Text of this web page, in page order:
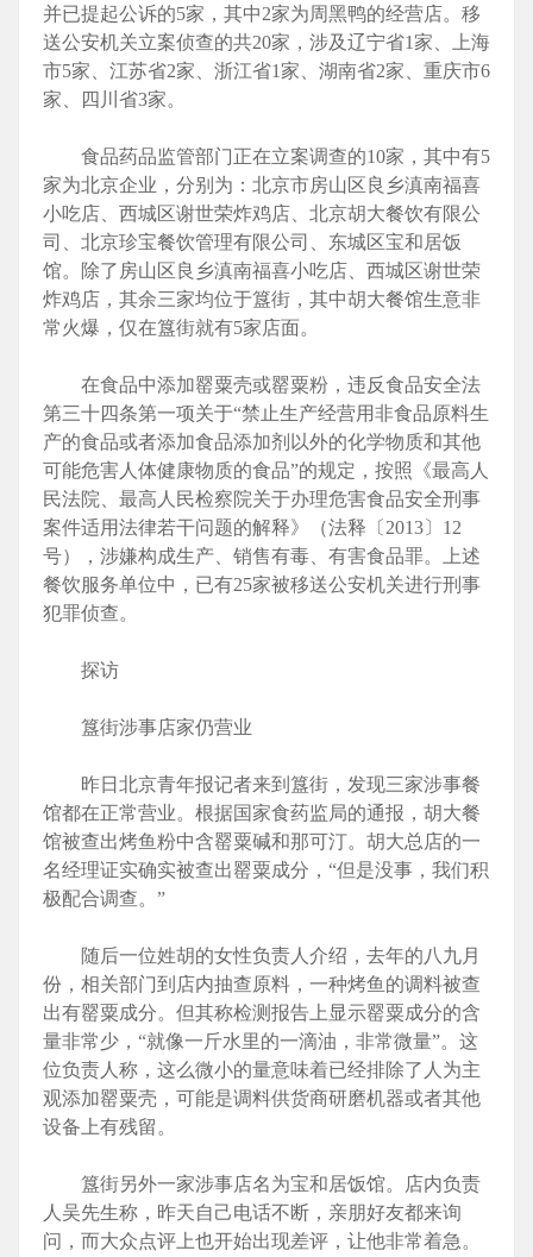
并已提起公诉的5家，其中2家为周黑鸭的经营店。移
送公安机关立案侦查的共20家，涉及辽宁省1家、上海
市5家、江苏省2家、浙江省1家、湖南省2家、重庆市6
家、四川省3家。
食品药品监管部门正在立案调查的10家，其中有5
家为北京企业，分别为：北京市房山区良乡滇南福喜
小吃店、西城区谢世荣炸鸡店、北京胡大餐饮有限公
司、北京珍宝餐饮管理有限公司、东城区宝和居饭
馆。除了房山区良乡滇南福喜小吃店、西城区谢世荣
炸鸡店，其余三家均位于簋街，其中胡大餐馆生意非
常火爆，仅在簋街就有5家店面。
在食品中添加罂粟壳或罂粟粉，违反食品安全法
第三十四条第一项关于“禁止生产经营用非食品原料生
产的食品或者添加食品添加剂以外的化学物质和其他
可能危害人体健康物质的食品”的规定，按照《最高人
民法院、最高人民检察院关于办理危害食品安全刑事
案件适用法律若干问题的解释》（法释〔2013〕12
号），涉嫌构成生产、销售有毒、有害食品罪。上述
餐饮服务单位中，已有25家被移送公安机关进行刑事
犯罪侦查。
探访
簋街涉事店家仍营业
昨日北京青年报记者来到簋街，发现三家涉事餐
馆都在正常营业。根据国家食药监局的通报，胡大餐
馆被查出烤鱼粉中含罂粟碱和那可汀。胡大总店的一
名经理证实确实被查出罂粟成分，“但是没事，我们积
极配合调查。”
随后一位姓胡的女性负责人介绍，去年的八九月
份，相关部门到店内抽查原料，一种烤鱼的调料被查
出有罂粟成分。但其称检测报告上显示罂粟成分的含
量非常少，“就像一斤水里的一滴油，非常微量”。这
位负责人称，这么微小的量意味着已经排除了人为主
观添加罂粟壳，可能是调料供货商研磨机器或者其他
设备上有残留。
簋街另外一家涉事店名为宝和居饭馆。店内负责
人吴先生称，昨天自己电话不断，亲朋好友都来询
问，而大众点评上也开始出现差评，让他非常着急。